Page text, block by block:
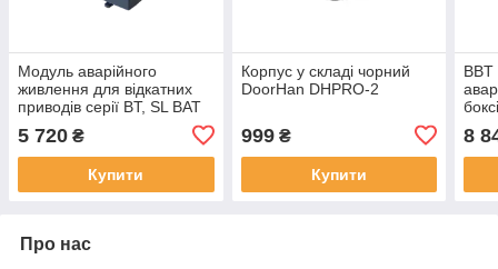
Модуль аварійного
живлення для відкатних
приводів серії BT, SL BAT
5 720 ₴
Купити
Корпус у складі чорний
DoorHan DHPRO-2
999₴
Купити
8
Про нас